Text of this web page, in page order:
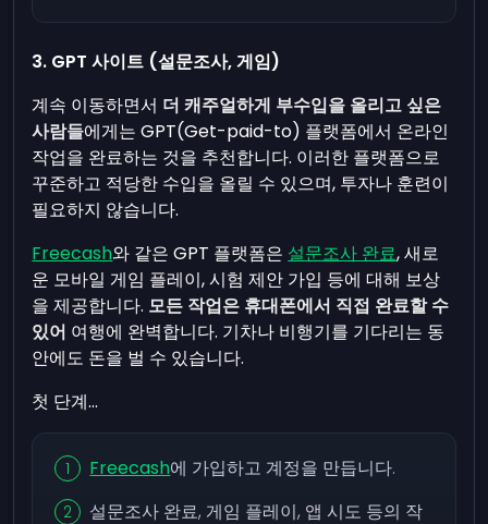
3. GPT 사이트 (설문조사, 게임)
계속 이동하면서 더 캐주얼하게 부수입을 올리고 싶은
사람들에게는 GPT(Get-paid-to) 플랫폼에서 온라인
작업을 완료하는 것을 추천합니다. 이러한 플랫폼으로
꾸준하고 적당한 수입을 올릴 수 있으며, 투자나 훈련이
필요하지 않습니다.
Freecash와 같은 GPT 플랫폼은 설문조사 완료, 새로
운 모바일 게임 플레이, 시험 제안 가입 등에 대해 보상
을 제공합니다. 모든 작업은 휴대폰에서 직접 완료할 수
있어 여행에 완벽합니다. 기차나 비행기를 기다리는 동
안에도 돈을 벌 수 있습니다.
첫 단계...
Freecash에 가입하고 계정을 만듭니다.
설문조사 완료, 게임 플레이, 앱 시도 등의 작